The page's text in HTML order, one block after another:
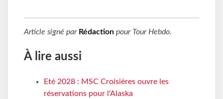
Article signé par Rédaction pour Tour Hebdo.
À lire aussi
Eté 2028 : MSC Croisières ouvre les
réservations pour l'Alaska